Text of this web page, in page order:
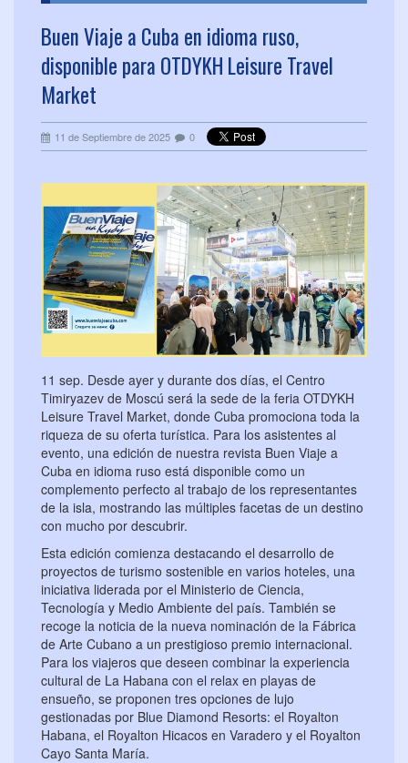
Buen Viaje a Cuba en idioma ruso,
disponible para OTDYKH Leisure Travel
Market
11 de Septiembre de 2025 0
11 sep. Desde ayer y durante dos días, el Centro
Timiryazev de Moscú será la sede de la feria OTDYKH
Leisure Travel Market, donde Cuba promociona toda la
riqueza de su oferta turística. Para los asistentes al
evento, una edición de nuestra revista Buen Viaje a
Cuba en idioma ruso está disponible como un
complemento perfecto al trabajo de los representantes
de la isla, mostrando las múltiples facetas de un destino
con mucho por descubrir.
Esta edición comienza destacando el desarrollo de
proyectos de turismo sostenible en varios hoteles, una
iniciativa liderada por el Ministerio de Ciencia,
Tecnología y Medio Ambiente del país. También se
recoge la noticia de la nueva nominación de la Fábrica
de Arte Cubano a un prestigioso premio internacional.
Para los viajeros que deseen combinar la experiencia
cultural de La Habana con el relax en playas de
ensueño, se proponen tres opciones de lujo
gestionadas por Blue Diamond Resorts: el Royalton
Habana, el Royalton Hicacos en Varadero y el Royalton
Cayo Santa María.